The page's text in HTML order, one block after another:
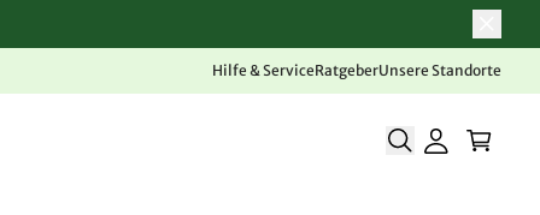
Hilfe & ServiceRatgeberUnsere Standorte